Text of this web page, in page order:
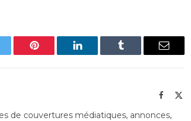
Pinterest LinkedIn Tumblr Email
Facebook
de couvertures médiatiques, annonces,